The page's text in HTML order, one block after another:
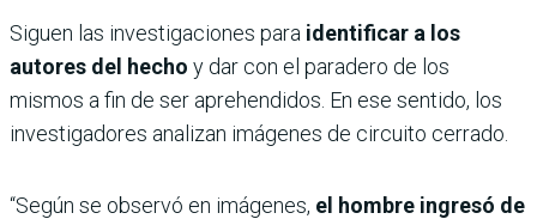
Siguen las investigaciones para identificar a los
autores del hecho y dar con el paradero de los
mismos a fin de ser aprehendidos. En ese sentido, los
investigadores analizan imágenes de circuito cerrado.
“Según se observó en imágenes, el hombre ingresó de